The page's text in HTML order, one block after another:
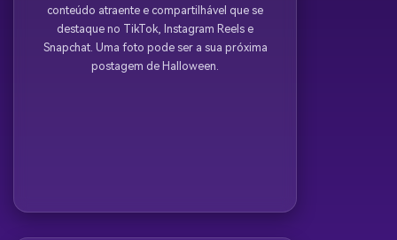
conteúdo atraente e compartilhável que se
destaque no TikTok, Instagram Reels e
Snapchat. Uma foto pode ser a sua próxima
postagem de Halloween.